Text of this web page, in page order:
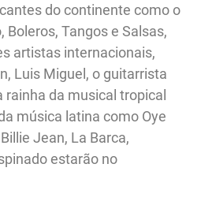
do continente como o
Boleros, Tangos e Salsas,
artistas internacionais,
Luis Miguel, o guitarrista
da musical tropical
música latina como Oye
Jean, La Barca,
estarão no